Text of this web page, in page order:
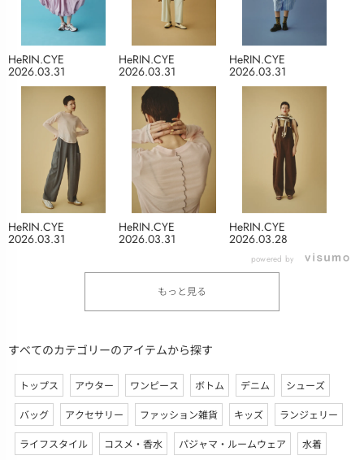
2026.03.31
HeRIN.CYE
2026.03.31
HeRIN.CYE
2026.03.31
HeRIN.CYE
2026.03.31
HeRIN.CYE
2026.03.31
HeRIN.CYE
2026.03.28
HeRIN.CYE
powered by
もっと見る
すべてのカテゴリーのアイテムから探す
トップス アウター ワンピース ボトム デニム
シューズ
バッグ
アクセサリー ファッション雑貨 キッズ
ランジェリー
ライフスタイル
コスメ・香水 パジャマ・ルームウェア
水着